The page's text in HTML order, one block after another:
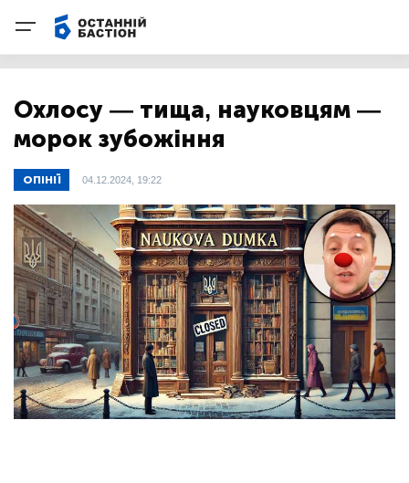
Охлосу — тища, науковцям —
морок зубожіння
ОПІНІЇ 04.12.2024, 19:22